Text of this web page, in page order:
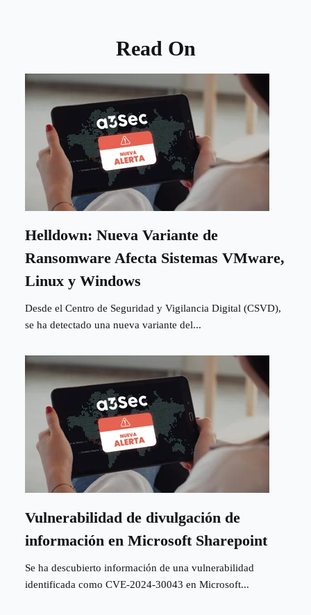
Read On
Helldown: Nueva Variante de
Ransomware Afecta Sistemas VMware,
Linux y Windows
Desde el Centro de Seguridad y Vigilancia Digital (CSVD),
se ha detectado una nueva variante del...
Vulnerabilidad de divulgación de
información en Microsoft Sharepoint
Se ha descubierto información de una vulnerabilidad
identificada como CVE-2024-30043 en Microsoft...